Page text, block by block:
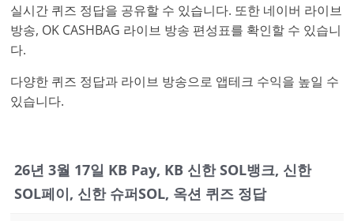
실시간 퀴즈 정답을 공유할 수 있습니다. 또한 네이버 라이브
방송, OK CASHBAG 라이브 방송 편성표를 확인할 수 있습니
다.
다양한 퀴즈 정답과 라이브 방송으로 앱테크 수익을 높일 수
있습니다.
26년 3월 17일 KB Pay, KB 신한 SOL뱅크, 신한
SOL페이, 신한 슈퍼SOL, 옥션 퀴즈 정답